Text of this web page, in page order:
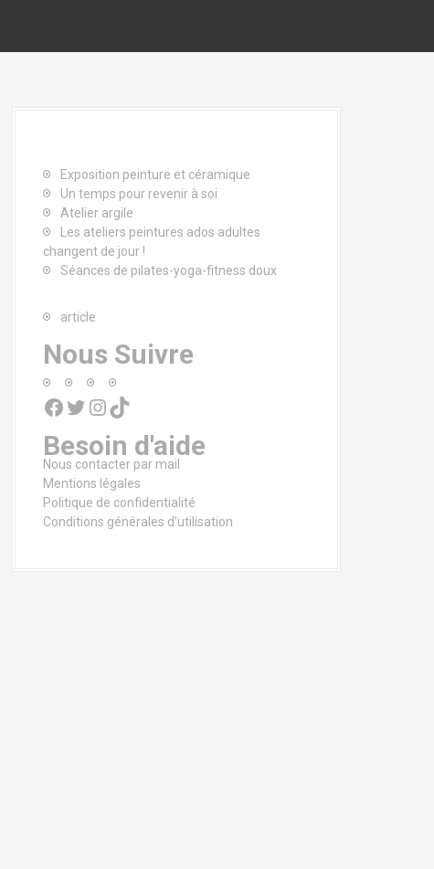
Exposition peinture et céramique
Un temps pour revenir à soi
Atelier argile
Les ateliers peintures ados adultes
changent de jour !
Séances de pilates-yoga-fitness doux
article
Nous Suivre
Facebook Twitter InstagramTikTok
Besoin d'aide
Nous contacter par mail
Mentions légales
Politique de confidentialité
Conditions générales d’utilisation